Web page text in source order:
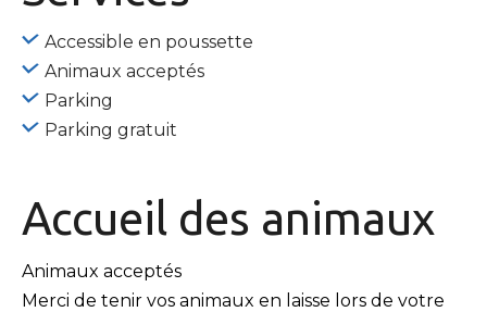
Accessible en poussette
Animaux acceptés
Parking
Parking gratuit
Accueil des animaux
Animaux acceptés
Merci de tenir vos animaux en laisse lors de votre